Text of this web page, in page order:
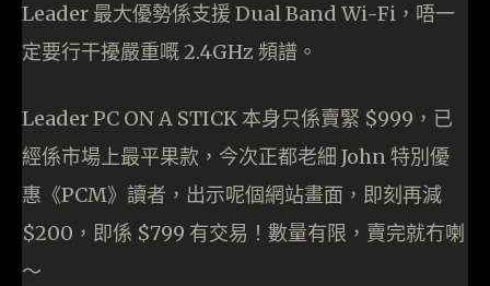
Leader 最大優勢係支援 Dual Band Wi-Fi，唔一
定要行干擾嚴重嘅 2.4GHz 頻譜。
Leader PC ON A STICK 本身只係賣緊 $999，已
經係市場上最平果款，今次正都老細 John 特別優
惠《PCM》讀者，出示呢個網站畫面，即刻再減
$200，即係 $799 有交易！數量有限，賣完就冇喇
～